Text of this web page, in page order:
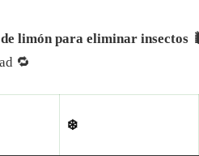
limón para eliminar insectos
🔁
❄️